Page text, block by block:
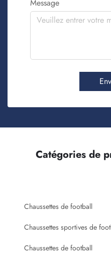
Message
Catégories de
Chaussettes de football
Chaussettes sportives de
Chaussettes de football